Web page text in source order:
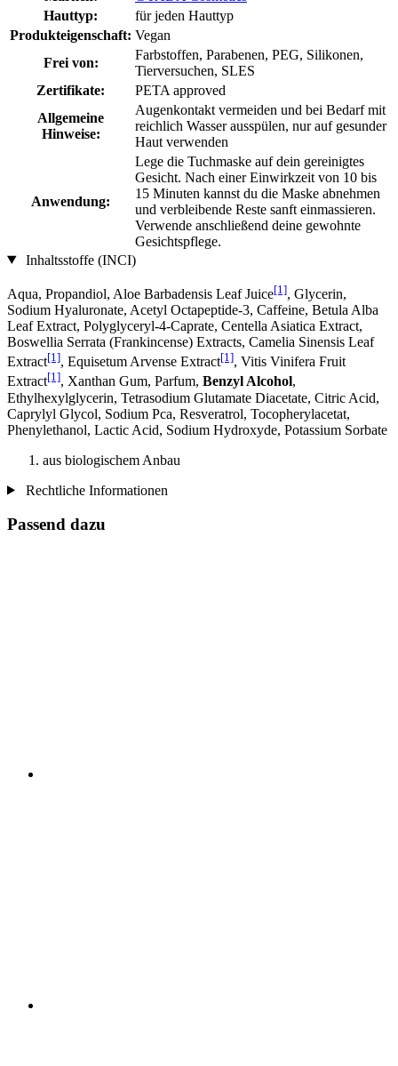
Hauttyp:
für jeden Hauttyp
Produkteigenschaft: Vegan
Frei von:
Farbstoffen, Parabenen, PEG, Silikonen,
Tierversuchen, SLES
Zertifikate:
PETA approved
Allgemeine
Hinweise:
Augenkontakt vermeiden und bei Bedarf mit
reichlich Wasser ausspülen, nur auf gesunder
Haut verwenden
Anwendung:
Lege die Tuchmaske auf dein gereinigtes
Gesicht. Nach einer Einwirkzeit von 10 bis
15 Minuten kannst du die Maske abnehmen
und verbleibende Reste sanft einmassieren.
Verwende anschließend deine gewohnte
Gesichtspflege.
Inhaltsstoffe (INCI)
Aqua, Propandiol, Aloe Barbadensis Leaf Juice[1], Glycerin,
Sodium Hyaluronate, Acetyl Octapeptide-3, Caffeine, Betula Alba
Leaf Extract, Polyglyceryl-4-Caprate, Centella Asiatica Extract,
Boswellia Serrata (Frankincense) Extracts, Camelia Sinensis Leaf
Extract[1], Equisetum Arvense Extract[1], Vitis Vinifera Fruit
Extract[1], Xanthan Gum, Parfum, Benzyl Alcohol,
Ethylhexylglycerin, Tetrasodium Glutamate Diacetate, Citric Acid,
Caprylyl Glycol, Sodium Pca, Resveratrol, Tocopherylacetat,
Phenylethanol, Lactic Acid, Sodium Hydroxyde, Potassium Sorbate
aus biologischem Anbau
Rechtliche Informationen
Passend dazu